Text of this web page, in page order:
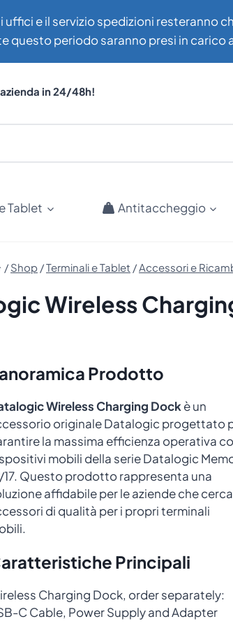
e il servizio spedizioni resteranno
questo periodo saranno presi in carico
in 24/48h!
Tablet Antitaccheggio
/ Shop /Terminali e Tablet /Accessori e
Wireless
Prodotto
Wireless Charging Dock è un
originale Datalogic progettato
la massima efficienza operativa
mobili della serie Datalogic
17. Questo prodotto rappresenta una
affidabile per le aziende che
di qualità per i propri terminali
Principali
Charging Dock, order separately:
C Cable, Power Supply and Adapter